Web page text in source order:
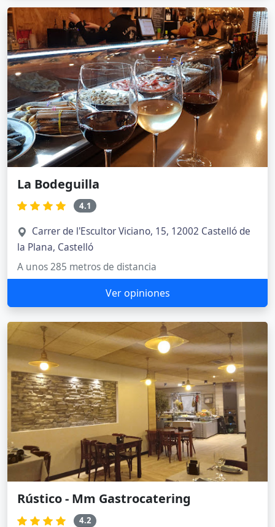
La Bodeguilla
4.1
Carrer de l'Escultor Viciano, 15, 12002 Castelló de
la Plana, Castelló
A unos 285 metros de distancia
Ver opiniones
Rústico - Mm Gastrocatering
4.2